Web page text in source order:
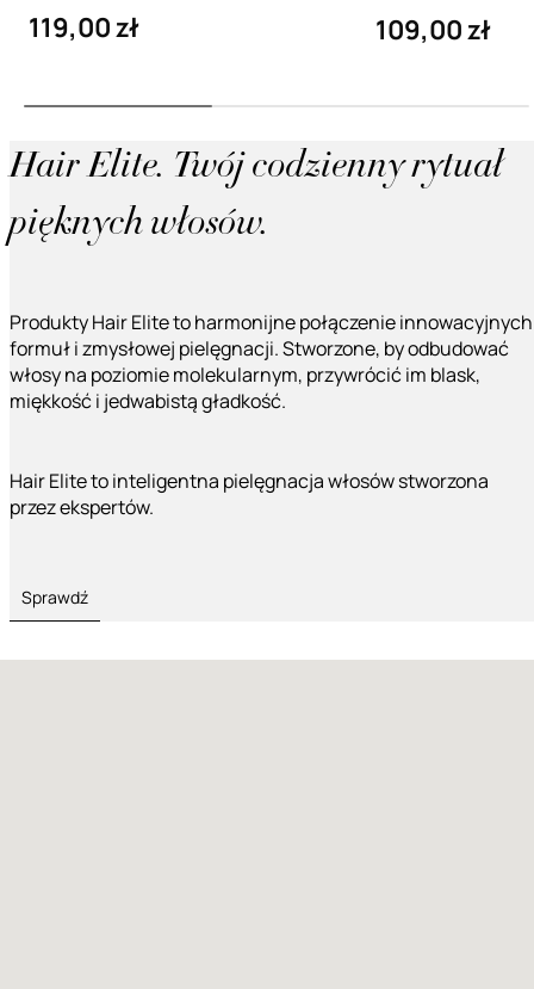
119,00 zł 109,00 zł
Hair Elite. Twój codzienny rytuał
pięknych włosów.
Produkty Hair Elite to harmonijne połączenie innowacyjnych
formuł i zmysłowej pielęgnacji. Stworzone, by odbudować
włosy na poziomie molekularnym, przywrócić im blask,
miękkość i jedwabistą gładkość.
Hair Elite to inteligentna pielęgnacja włosów stworzona
przez ekspertów.
Sprawdź